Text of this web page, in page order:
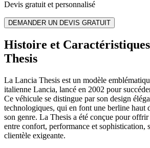
Devis gratuit et personnalisé
DEMANDER UN DEVIS GRATUIT
Histoire et
Thesis
La Lancia Thesis est un modèle
italienne Lancia, lancé en 2002 pour
Ce véhicule se distingue par son design
technologiques, qui en font une berline haut
son genre. La Thesis a été conçue pour
entre confort, performance et sophistication,
clientèle exigeante.